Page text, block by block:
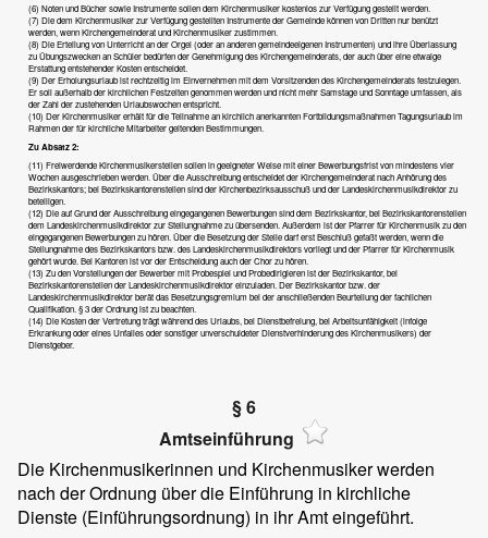
(6) Noten und Bücher sowie Instrumente sollen dem Kirchenmusiker kostenlos zur Verfügung gestellt werden.
(7) Die dem Kirchenmusiker zur Verfügung gestellten Instrumente der Gemeinde können von Dritten nur benützt
werden, wenn Kirchengemeinderat und Kirchenmusiker zustimmen.
(8) Die Erteilung von Unterricht an der Orgel (oder an anderen gemeindeeigenen Instrumenten) und ihre Überlassung
zu Übungszwecken an Schüler bedürfen der Genehmigung des Kirchengemeinderats, der auch über eine etwaige
Erstattung entstehender Kosten entscheidet.
(9) Der Erholungsurlaub ist rechtzeitig im Einvernehmen mit dem Vorsitzenden des Kirchengemeinderats festzulegen.
Er soll außerhalb der kirchlichen Festzeiten genommen werden und nicht mehr Samstage und Sonntage umfassen, als
der Zahl der zustehenden Urlaubswochen entspricht.
(10) Der Kirchenmusiker erhält für die Teilnahme an kirchlich anerkannten Fortbildungsmaßnahmen Tagungsurlaub im
Rahmen der für kirchliche Mitarbeiter geltenden Bestimmungen.
Zu Absatz 2:
(11) Freiwerdende Kirchenmusikerstellen sollen in geeigneter Weise mit einer Bewerbungsfrist von mindestens vier
Wochen ausgeschrieben werden. Über die Ausschreibung entscheidet der Kirchengemeinderat nach Anhörung des
Bezirkskantors; bei Bezirkskantorenstellen sind der Kirchenbezirksausschuß und der Landeskirchenmusikdirektor zu
beteiligen.
(12) Die auf Grund der Ausschreibung eingegangenen Bewerbungen sind dem Bezirkskantor, bei Bezirkskantorenstellen
dem Landeskirchenmusikdirektor zur Stellungnahme zu übersenden. Außerdem ist der Pfarrer für Kirchenmusik zu den
eingegangenen Bewerbungen zu hören. Über die Besetzung der Stelle darf erst Beschluß gefaßt werden, wenn die
Stellungnahme des Bezirkskantors bzw. des Landeskirchenmusikdirektors vorliegt und der Pfarrer für Kirchenmusik
gehört wurde. Bei Kantoren ist vor der Entscheidung auch der Chor zu hören.
(13) Zu den Vorstellungen der Bewerber mit Probespiel und Probedirigieren ist der Bezirkskantor, bei
Bezirkskantorenstellen der Landeskirchenmusikdirektor einzuladen. Der Bezirkskantor bzw. der
Landeskirchenmusikdirektor berät das Besetzungsgremium bei der anschließenden Beurteilung der fachlichen
Qualifikation. § 3 der Ordnung ist zu beachten.
(14) Die Kosten der Vertretung trägt während des Urlaubs, bei Dienstbefreiung, bei Arbeitsunfähigkeit (infolge
Erkrankung oder eines Unfalles oder sonstiger unverschuldeter Dienstverhinderung des Kirchenmusikers) der
Dienstgeber.
§ 6
Amtseinführung
Die Kirchenmusikerinnen und Kirchenmusiker werden
nach der Ordnung über die Einführung in kirchliche
Dienste (Einführungsordnung) in ihr Amt eingeführt.